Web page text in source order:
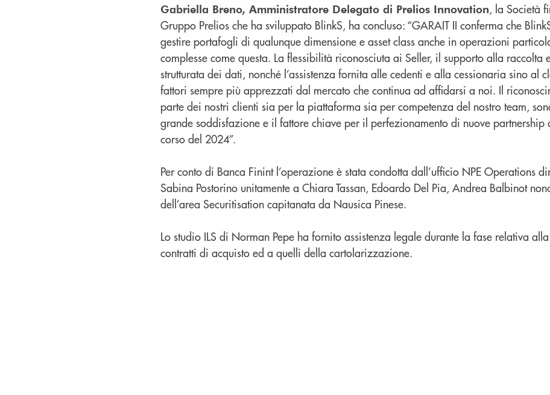
Gabriella Breno, Amministratore Delegato di Prelios Innovation, la Società
Gruppo Prelios che ha sviluppato BlinkS, ha concluso: “GARAIT II conferma che
gestire portafogli di qualunque dimensione e asset class anche in operazioni
complesse come questa. La flessibilità riconosciuta ai Seller, il supporto alla raccolta
strutturata dei dati, nonché l’assistenza fornita alle cedenti e alla cessionaria sino al
fattori sempre più apprezzati dal mercato che continua ad affidarsi a noi. Il
parte dei nostri clienti sia per la piattaforma sia per competenza del nostro team,
grande soddisfazione e il fattore chiave per il perfezionamento di nuove partnership
corso del 2024”.
Per conto di Banca Finint l’operazione è stata condotta dall’ufficio NPE Operations
Sabina Postorino unitamente a Chiara Tassan, Edoardo Del Pia, Andrea Balbinot
dell’area Securitisation capitanata da Nausica Pinese.
Lo studio ILS di Norman Pepe ha fornito assistenza legale durante la fase relativa
contratti di acquisto ed a quelli della cartolarizzazione.